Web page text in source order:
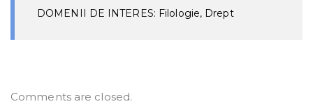
DOMENII DE INTERES: Filologie, Drept
Comments are closed.